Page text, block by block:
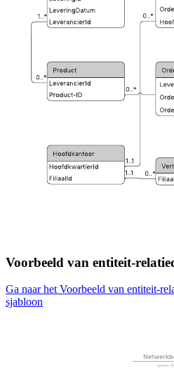
Voorbeeld van entiteit-
Ga naar het Voorbeeld van entiteit-
sjabloon